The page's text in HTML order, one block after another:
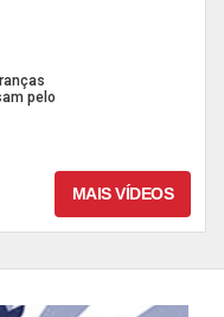
pelo
MAIS VÍDEOS